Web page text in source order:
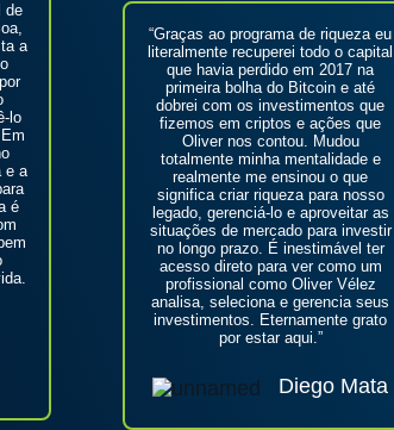
de
a
lo
e a
é
“Graças ao programa de riqueza eu
literalmente recuperei todo o capital
que havia perdido em 2017 na
primeira bolha do Bitcoin e até
dobrei com os investimentos que
fizemos em criptos e ações que
Oliver nos contou. Mudou
totalmente minha mentalidade e
realmente me ensinou o que
significa criar riqueza para nosso
legado, gerenciá-lo e aproveitar as
situações de mercado para investir
no longo prazo. É inestimável ter
acesso direto para ver como um
profissional como Oliver Vélez
analisa, seleciona e gerencia seus
investimentos. Eternamente grato
por estar aqui.”
Diego Mata